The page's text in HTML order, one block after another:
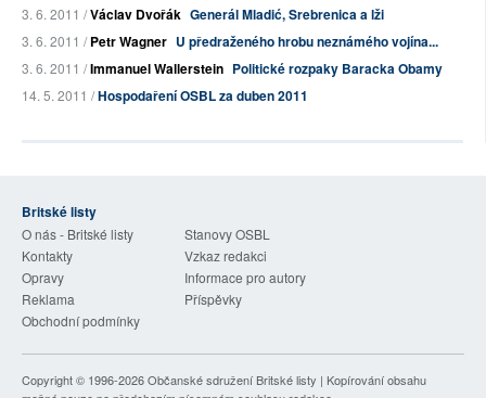
3. 6. 2011 /Václav Dvořák Generál Mladić, Srebrenica a lži
3. 6. 2011 /Petr Wagner U předraženého hrobu neznámého vojína...
3. 6. 2011 /Immanuel Wallerstein Politické rozpaky Baracka Obamy
14. 5. 2011 /Hospodaření OSBL za duben 2011
Britské listy
O nás - Britské listy
Stanovy OSBL
Kontakty
Vzkaz redakci
Opravy
Informace pro autory
Reklama
Příspěvky
Obchodní podmínky
Copyright © 1996-2026Občanské sdružení Britské listy | Kopírování obsahu